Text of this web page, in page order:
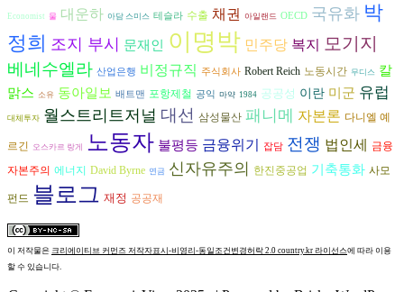
Economist 물 대운하 아담 스미스 테슬라 수출 채권 아일랜드 OECD 국유화 박
정희 조지 부시 문재인 이명박 민주당 복지 모기지
베네수엘라 산업은행 비정규직 주식회사 Robert Reich 노동시간 무디스 칼
맑스 소유 동아일보 배트맨 포항제철 공익 마약 1984 공공성 이란 미군 유럽
대체투자 월스트리트저널 대선 삼성물산 패니메 자본론 다니엘 예
르긴 오스카르 랑게 노동자 불평등 금융위기 잡담 전쟁 법인세
금융
자본주의 에너지 David Byrne 연금 신자유주의 한진중공업 기축통화 사모
펀드 블로그 재정 공공재
이 저작물은 크리에이티브 커먼즈 저작자표시-비영리-동일조건변경허락 2.0 country.kr 라이선스에 따라 이용
할 수 있습니다.